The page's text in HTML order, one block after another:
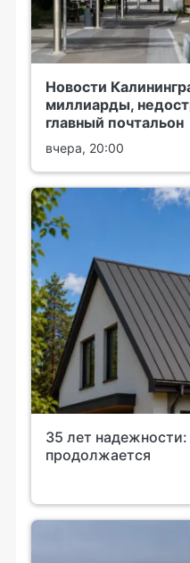
Новости
миллиарды,
главный почтальон
вчера, 20:00
35 лет
продолжается